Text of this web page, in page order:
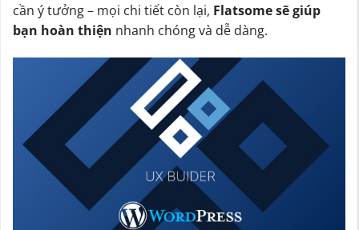
cần ý tưởng – mọi chi tiết còn lại, Flatsome sẽ giúp
bạn hoàn thiện nhanh chóng và dễ dàng.